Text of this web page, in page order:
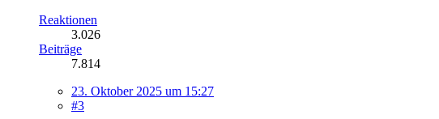
Reaktionen
3.026
Beiträge
7.814
23. Oktober 2025 um 15:27
#3